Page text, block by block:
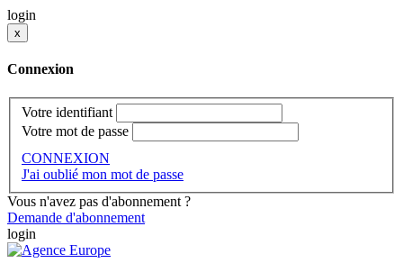
login
x
Connexion
Votre identifiant
Votre mot de passe
CONNEXION
J'ai oublié mon mot de passe
Vous n'avez pas d'abonnement ?
Demande d'abonnement
login